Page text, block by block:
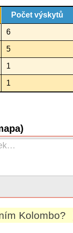
Počet výskytů
6
5
1
1
Kolombo?